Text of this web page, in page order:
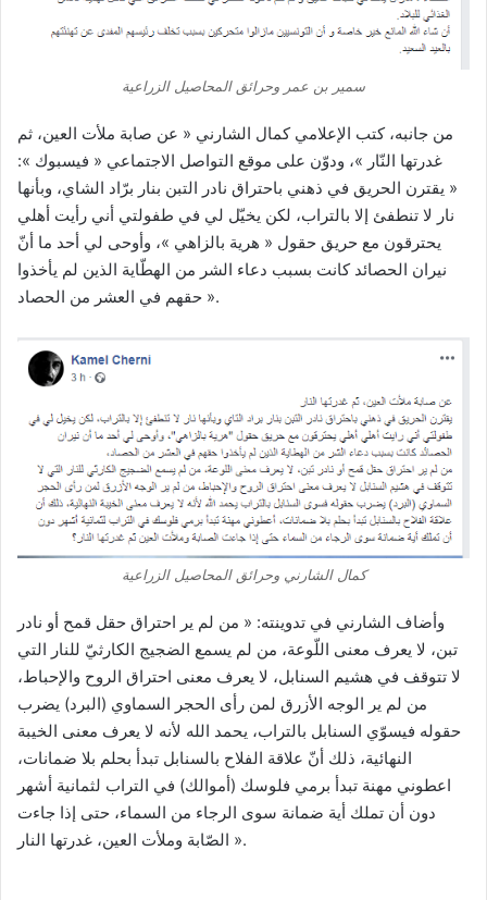
سمير بن عمر وحرائق المحاصيل الزراعية
من جانبه، كتب الإعلامي كمال الشارني « عن صابة ملأت العين، ثم
غدرتها النّار »، ودوّن على موقع التواصل الاجتماعي « فيسبوك »:
« يقترن الحريق في ذهني باحتراق نادر التبن بنار برّاد الشاي، وبأنها
نار لا تنطفئ إلا بالتراب، لكن يخيّل لي في طفولتي أني رأيت أهلي
يحترقون مع حريق حقول « هرية بالزاهي »، وأوحى لي أحد ما أنّ
نيران الحصائد كانت بسبب دعاء الشر من الهطّاية الذين لم يأخذوا
حقهم في العشر من الحصاد ».
كمال الشارني وحرائق المحاصيل الزراعية
وأضاف الشارني في تدوينته: « من لم ير احتراق حقل قمح أو نادر
تبن، لا يعرف معنى اللّوعة، من لم يسمع الضجيج الكارثيّ للنار التي
لا تتوقف في هشيم السنابل، لا يعرف معنى احتراق الروح والإحباط،
من لم ير الوجه الأزرق لمن رأى الحجر السماوي (البرد) يضرب
حقوله فيسوّي السنابل بالتراب، يحمد الله لأنه لا يعرف معنى الخيبة
النهائية، ذلك أنّ علاقة الفلاح بالسنابل تبدأ بحلم بلا ضمانات،
اعطوني مهنة تبدأ برمي فلوسك (أموالك) في التراب لثمانية أشهر
دون أن تملك أية ضمانة سوى الرجاء من السماء، حتى إذا جاءت
الصّابة وملأت العين، غدرتها النار ».